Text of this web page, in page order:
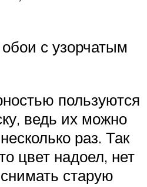
с узорчатым
пользуются
ведь их можно
раз. Так
цвет надоел, нет
старую